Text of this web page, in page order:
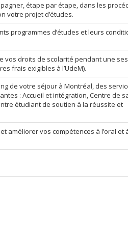
étape par étape, dans les
votre projet d’études.
programmes d’études et leurs
vos droits de scolarité pendant une
frais exigibles à l’UdeM).
de votre séjour à Montréal, des
: Accueil et intégration, Centre de
étudiant de soutien à la réussite et
améliorer vos compétences à l’oral et